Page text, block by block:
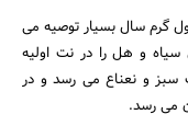
گرم سال بسیار توصیه می
سیاه و هل را در نت اولیه
و نعناع می رسد و در
می رسد.